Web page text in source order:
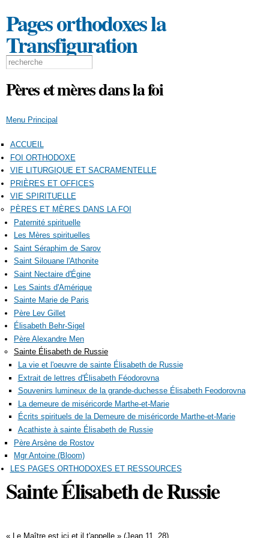
contenu
principal
Pages orthodoxes la
Transfiguration
Formulaire de recherche
Search this site
Pères et mères dans la foi
Menu Principal
ACCUEIL
FOI ORTHODOXE
VIE LITURGIQUE ET SACRAMENTELLE
PRIÈRES ET OFFICES
VIE SPIRITUELLE
PÈRES ET MÈRES DANS LA FOI
Paternité spirituelle
Les Mères spirituelles
Saint Séraphim de Sarov
Saint Silouane l'Athonite
Saint Nectaire d'Égine
Les Saints d'Amérique
Sainte Marie de Paris
Père Lev Gillet
Élisabeth Behr-Sigel
Père Alexandre Men
Sainte Élisabeth de Russie
La vie et l'oeuvre de sainte Élisabeth de Russie
Extrait de lettres d'Élisabeth Féodorovna
Souvenirs lumineux de la grande-duchesse Élisabeth Feodorovna
La demeure de miséricorde Marthe-et-Marie
Écrits spirituels de la Demeure de miséricorde Marthe-et-Marie
Acathiste à sainte Élisabeth de Russie
Père Arsène de Rostov
Mgr Antoine (Bloom)
LES PAGES ORTHODOXES ET RESSOURCES
Sainte Élisabeth de Russie
« Le Maître est ici et il t'appelle » (Jean 11, 28)